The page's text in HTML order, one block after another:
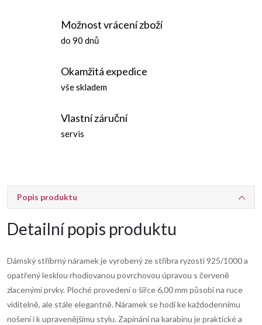
Možnost vrácení zboží
do 90 dnů
Okamžitá expedice
vše skladem
Vlastní záruční
servis
Popis produktu
Detailní popis produktu
Dámský stříbrný náramek je vyrobený ze stříbra ryzosti 925/1000 a
opatřený lesklou rhodiovanou povrchovou úpravou s červeně
zlacenými prvky. Ploché provedení o šířce 6,00 mm působí na ruce
viditelně, ale stále elegantně. Náramek se hodí ke každodennímu
nošení i k upravenějšímu stylu. Zapínání na karabinu je praktické a